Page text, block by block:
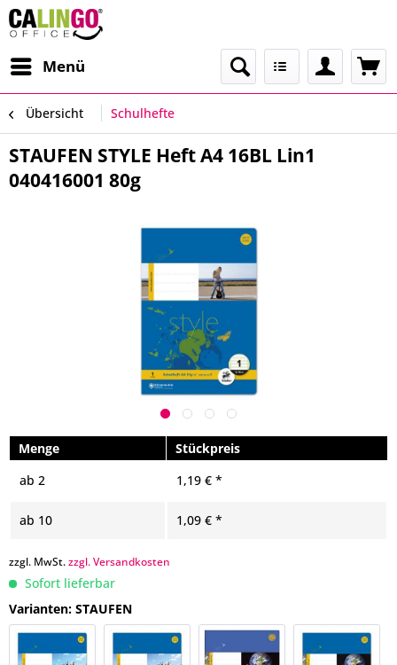
Menü
Übersicht Schulhefte
STAUFEN STYLE Heft A4 16BL Lin1
040416001 80g
Menge
Stückpreis
ab 2 1,19 € *
ab 10 1,09 € *
zzgl. MwSt.zzgl. Versandkosten
Sofort lieferbar
Varianten: STAUFEN